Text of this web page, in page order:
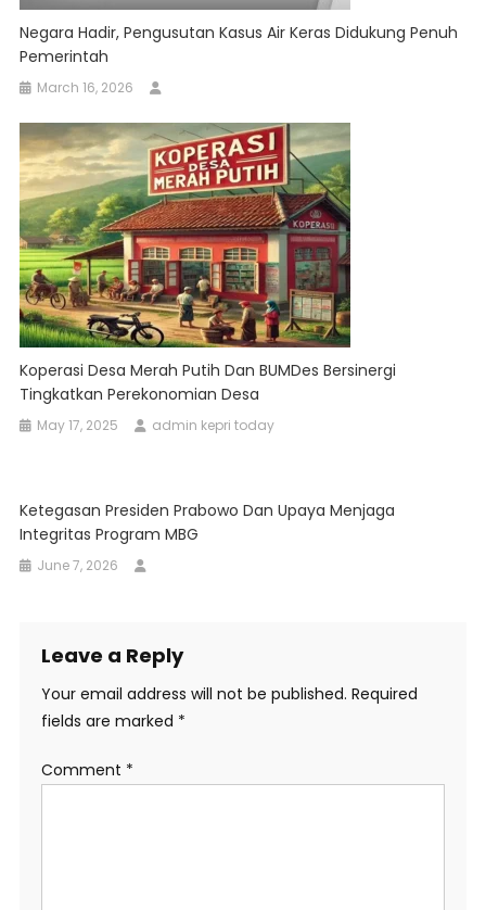
Negara Hadir, Pengusutan Kasus Air Keras Didukung Penuh
Pemerintah
March 16, 2026
Koperasi Desa Merah Putih Dan BUMDes Bersinergi
Tingkatkan Perekonomian Desa
May 17, 2025 admin kepri today
Ketegasan Presiden Prabowo Dan Upaya Menjaga
Integritas Program MBG
June 7, 2026
Leave a Reply
Your email address will not be published. Required
fields are marked *
Comment *